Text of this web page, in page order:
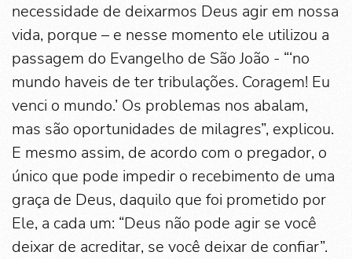
necessidade de deixarmos Deus agir em nossa
vida, porque – e nesse momento ele utilizou a
passagem do Evangelho de São João - “‘no
mundo haveis de ter tribulações. Coragem! Eu
venci o mundo.’ Os problemas nos abalam,
mas são oportunidades de milagres”, explicou.
E mesmo assim, de acordo com o pregador, o
único que pode impedir o recebimento de uma
graça de Deus, daquilo que foi prometido por
Ele, a cada um: “Deus não pode agir se você
deixar de acreditar, se você deixar de confiar”.